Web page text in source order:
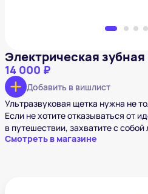
Электрическая зубная
14 000 ₽
Добавить в вишлист
Ультразвуковая щетка нужна не
Если не хотите отказываться от
в путешествии, захватите с
Смотреть в магазине